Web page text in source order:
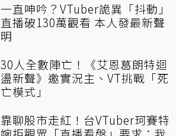
一直呻吟？VTuber詭異「抖動」
直播破130萬觀看 本人發最新聲
明
30人全數陣亡！《艾恩葛朗特迴
盪新聲》邀實況主、VT挑戰「死
亡模式」
靠聊股市走紅！台VTuber珂賽特